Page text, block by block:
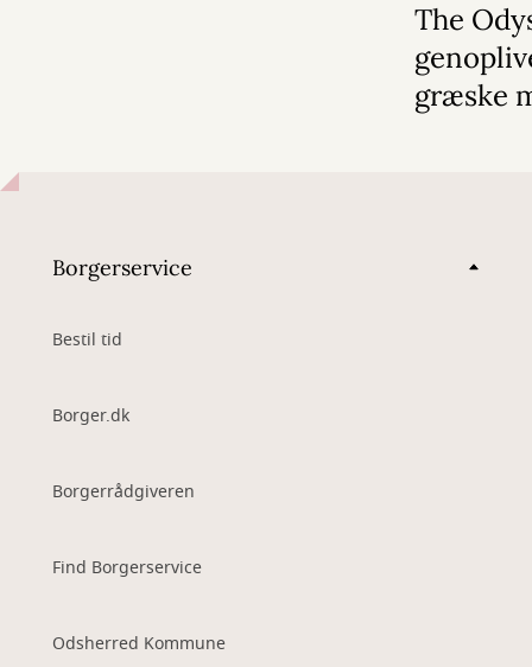
The
græske
Borgerservice
Bestil tid
Borger.dk
Borgerrådgiveren
Find Borgerservice
Odsherred Kommune